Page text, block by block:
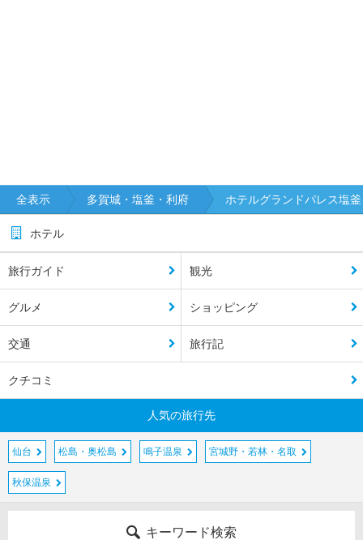
全表示 多賀城・塩釜・利府 ホテルグランドパレス塩釜
ホテル
旅行ガイド 観光
グルメ ショッピング
交通 旅行記
クチコミ
人気の旅行先
仙台 松島・奥松島 鳴子温泉 宮城野・若林・名取
秋保温泉
キーワード検索